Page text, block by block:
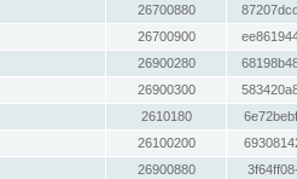
26700880
26700900
26900280
26900300
2610180
26100200
26900880